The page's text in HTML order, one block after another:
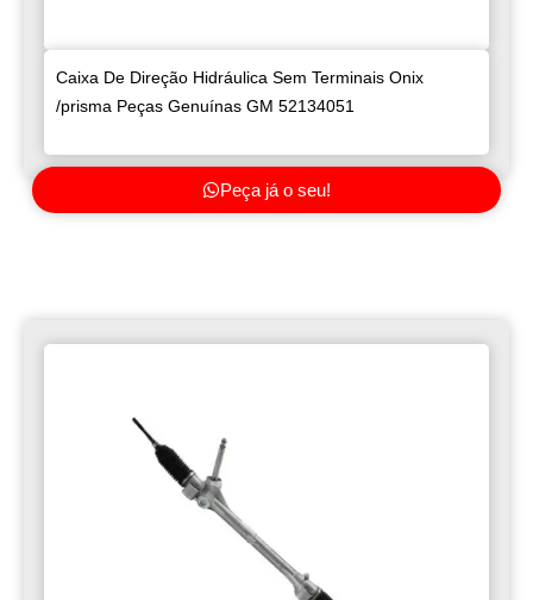
Caixa De Direção Hidráulica Sem Terminais Onix
/prisma Peças Genuínas GM 52134051
Peça já o seu!